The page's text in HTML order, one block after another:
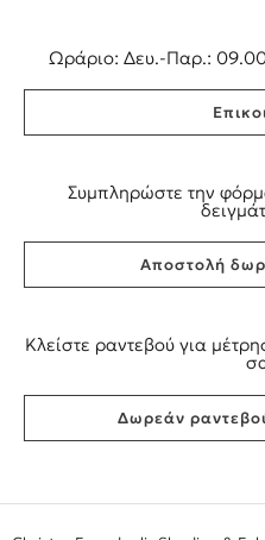
Ωράριο: Δευ.-Παρ.:
Συμπληρώστε την
Αποστολή
Κλείστε ραντεβού για
Δωρεάν